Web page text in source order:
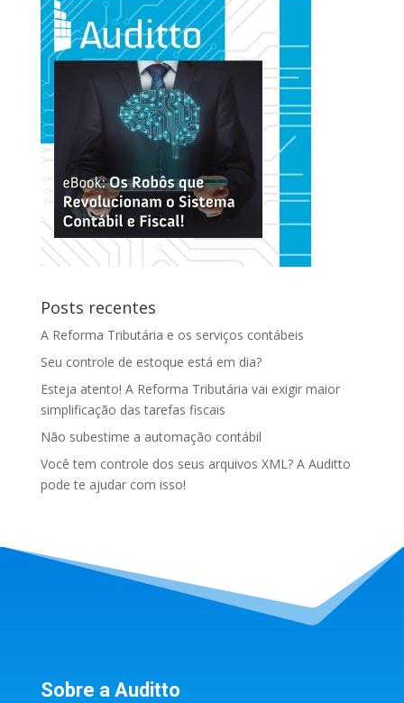
Posts recentes
A Reforma Tributária e os serviços contábeis
Seu controle de estoque está em dia?
Esteja atento! A Reforma Tributária vai exigir maior
simplificação das tarefas fiscais
Não subestime a automação contábil
Você tem controle dos seus arquivos XML? A Auditto
pode te ajudar com isso!
Sobre a Auditto